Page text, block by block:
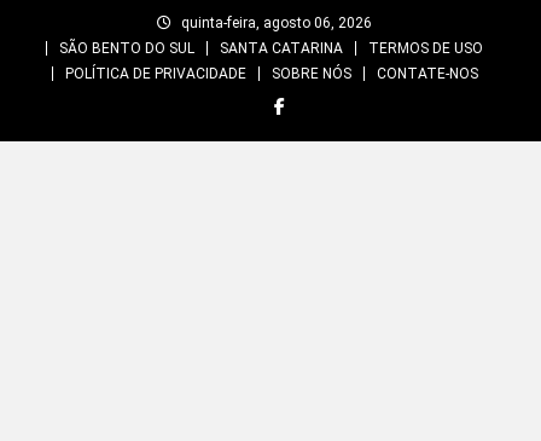
quinta-feira, agosto 06, 2026
SÃO BENTO DO SUL
SANTA CATARINA
TERMOS DE USO
POLÍTICA DE PRIVACIDADE
SOBRE NÓS CONTATE-NOS